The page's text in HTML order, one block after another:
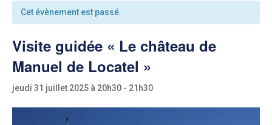
Cet évènement est passé.
Visite guidée « Le château de
Manuel de Locatel »
jeudi 31 juillet 2025 à 20h30 - 21h30